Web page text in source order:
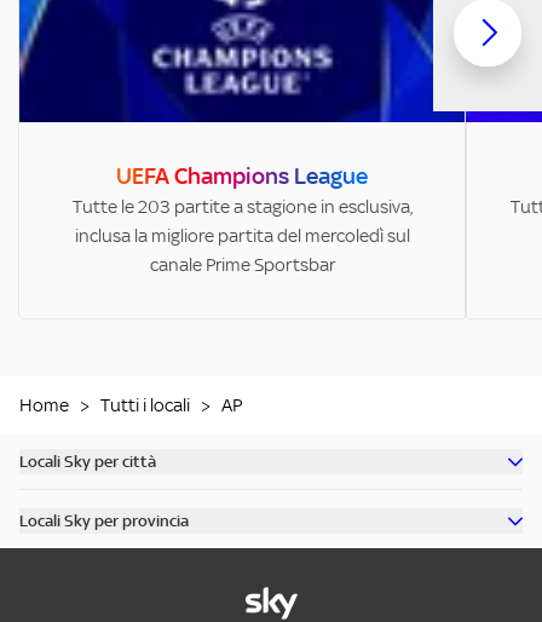
UEFA Champions League
Tutte le 203 partite a stagione in esclusiva,
inclusa la migliore partita del mercoledì sul
canale Prime Sportsbar
Home > Tutti i locali > AP
Locali Sky per città
Scopri tutti i bar di Roma
Locali Sky per provincia
Scopri tutti i bar in provincia di Milano
Scopri tutti i bar in provincia di Roma